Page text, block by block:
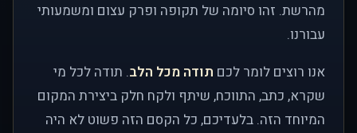
מהרשת. זהו סיומה של תקופה ופרק עצום ומשמעותי
עבורנו.
אנו רוצים לומר לכם תודה מכל הלב. תודה לכל מי
שקרא, כתב, התווכח, שיתף ולקח חלק ביצירת המקום
המיוחד הזה. בלעדיכם, כל הקסם הזה פשוט לא היה